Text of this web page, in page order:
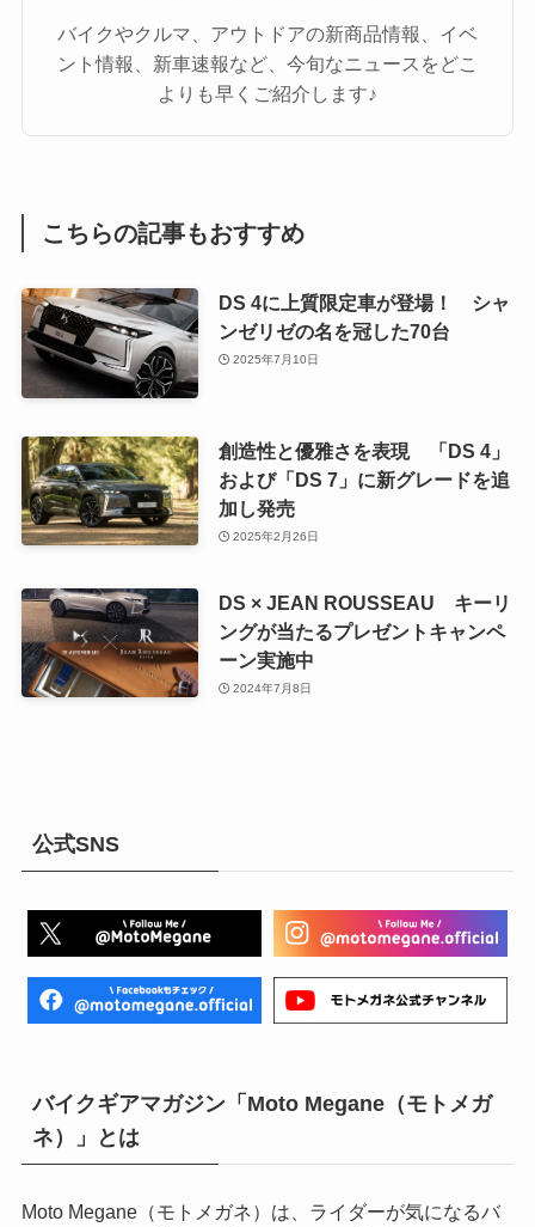
バイクやクルマ、アウトドアの新商品情報、イベ
ント情報、新車速報など、今旬なニュースをどこ
よりも早くご紹介します♪
こちらの記事もおすすめ
DS 4に上質限定車が登場！ シャ
ンゼリゼの名を冠した70台
2025年7月10日
創造性と優雅さを表現 「DS 4」
および「DS 7」に新グレードを追
加し発売
2025年2月26日
DS × JEAN ROUSSEAU キーリ
ングが当たるプレゼントキャンペ
ーン実施中
2024年7月8日
公式SNS
バイクギアマガジン「Moto Megane（モトメガ
ネ）」とは
Moto Megane（モトメガネ）は、ライダーが気になるバ